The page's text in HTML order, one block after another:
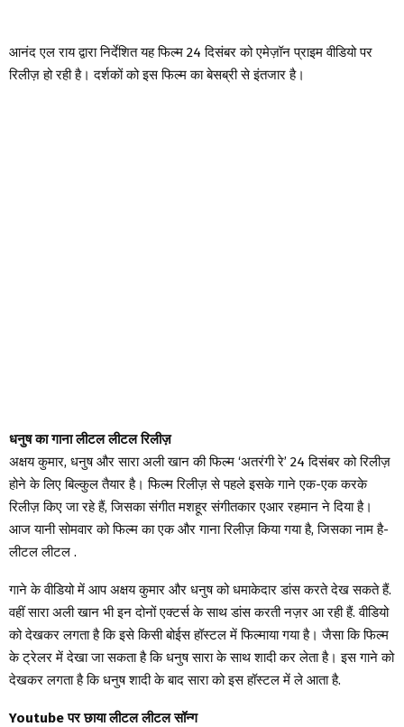
आनंद एल राय द्वारा निर्देशित यह फिल्म 24 दिसंबर को एमेज़ॉन प्राइम वीडियो पर
रिलीज़ हो रही है। दर्शकों को इस फिल्म का बेसब्री से इंतजार है।
धनुष का गाना लीटल लीटल रिलीज़
अक्षय कुमार, धनुष और सारा अली खान की फिल्म ‘अतरंगी रे’ 24 दिसंबर को रिलीज़
होने के लिए बिल्कुल तैयार है। फिल्म रिलीज़ से पहले इसके गाने एक-एक करके
रिलीज़ किए जा रहे हैं, जिसका संगीत मशहूर संगीतकार एआर रहमान ने दिया है।
आज यानी सोमवार को फिल्म का एक और गाना रिलीज़ किया गया है, जिसका नाम है-
लीटल लीटल .
गाने के वीडियो में आप अक्षय कुमार और धनुष को धमाकेदार डांस करते देख सकते हैं.
वहीं सारा अली खान भी इन दोनों एक्टर्स के साथ डांस करती नज़र आ रही हैं. वीडियो
को देखकर लगता है कि इसे किसी बोईस हॉस्टल में फिल्माया गया है। जैसा कि फिल्म
के ट्रेलर में देखा जा सकता है कि धनुष सारा के साथ शादी कर लेता है। इस गाने को
देखकर लगता है कि धनुष शादी के बाद सारा को इस हॉस्टल में ले आता है.
Youtube पर छाया लीटल लीटल सॉन्ग